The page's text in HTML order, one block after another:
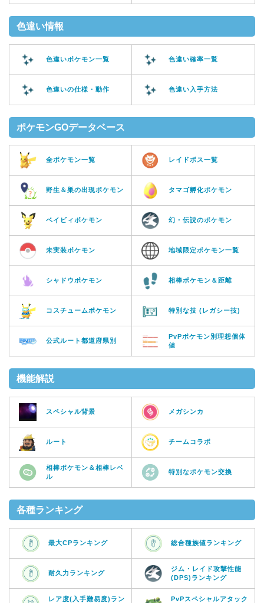
色違い情報
色違いポケモン一覧 色違い確率一覧
色違いの仕様・動作 色違い入手方法
ポケモンGOデータベース
全ポケモン一覧 レイドボス一覧
野生＆巣の出現ポケモン タマゴ孵化ポケモン
ベイビィポケモン 幻・伝説のポケモン
未実装ポケモン 地域限定ポケモン一覧
シャドウポケモン 相棒ポケモン＆距離
コスチュームポケモン 特別な技 (レガシー技)
公式ルート都道府県別
PvPポケモン別理想個体
値
機能解説
スペシャル背景 メガシンカ
ルート チームコラボ
相棒ポケモン＆相棒レベ
ル
特別なポケモン交換
各種ランキング
最大CPランキング 総合種族値ランキング
耐久力ランキング
ジム・レイド攻撃性能
(DPS)ランキング
レア度(入手難易度)ラン
PvPスペシャルアタック